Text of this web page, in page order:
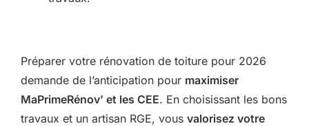
Préparer votre rénovation de toiture pour 2026
demande de l’anticipation pour maximiser
MaPrimeRénov’ et les CEE. En choisissant les bons
travaux et un artisan RGE, vous valorisez votre